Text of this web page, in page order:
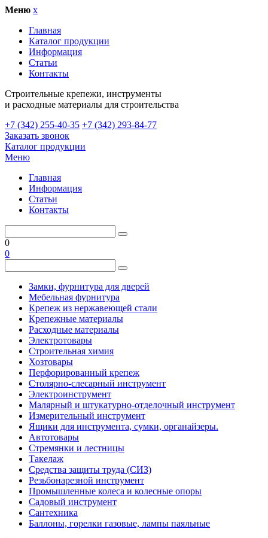
Меню x
Главная
Каталог продукции
Информация
Статьи
Контакты
Cтроительные крепежи, инструменты
и расходные материалы для строительства
+7 (342) 255-40-35 +7 (342) 293-84-77
Заказать звонок
Каталог продукции
Меню
Главная
Информация
Статьи
Контакты
0
0
Замки, фурнитура для дверей
Мебельная фурнитура
Крепеж из нержавеющей стали
Крепежные материалы
Расходные материалы
Электротовары
Строительная химия
Хозтовары
Перфорированный крепеж
Столярно-слесарный инструмент
Электроинструмент
Малярный и штукатурно-отделочный инструмент
Измерительный инструмент
Ящики для инструмента, сумки, органайзеры.
Автотовары
Стремянки и лестницы
Такелаж
Средства защиты труда (СИЗ)
Резьбонарезной инструмент
Промышленные колеса и колесные опоры
Садовый инструмент
Сантехника
Баллоны, горелки газовые, лампы паяльные